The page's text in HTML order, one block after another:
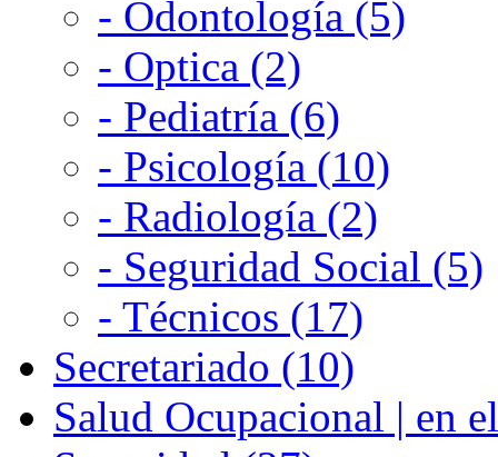
- Odontología (5)
- Optica (2)
- Pediatría (6)
- Psicología (10)
- Radiología (2)
- Seguridad Social (5)
- Técnicos (17)
Secretariado (10)
Salud Ocupacional | en